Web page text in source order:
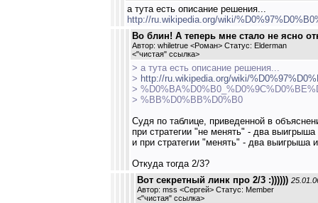
а тута есть описание решения...
http://ru.wikipedia.org/wiki/
Во блин! А теперь мне стало не ясно
Автор: whiletrue <Роман> Статус: Elderman
<"чистая" ссылка>
> а тута есть описание решения...
> http://ru.wikipedia.org/wiki/
>
> %BB%D0%BB%D0%B0
Судя по таблице, приведенной в
при стратегии "не менять" - два
и при стратегии "менять" - два выигрыша
Откуда тогда 2/3?
Вот секретный линк про 2/3 :))))))
Автор: mss <Сергей> Статус: Member
<"чистая" ссылка>